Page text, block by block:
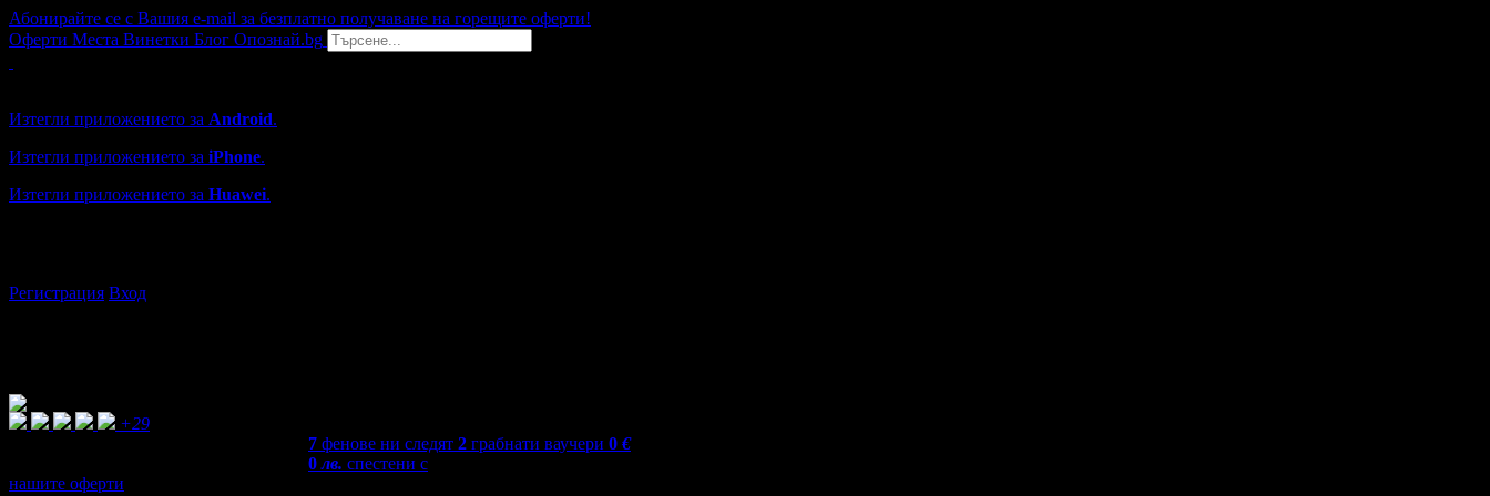
Абонирайте се с Вашия e-mail за безплатно получаване на горещите оферти!
Оферти Места Винетки Блог Опознай.bg
Изтегли приложението за Android.
Изтегли приложението за iPhone.
Изтегли приложението за Huawei.
Регистрация Вход
+29
7 фенове ни следят 2 грабнати ваучери 0 €
0лв. спестени с
нашите оферти